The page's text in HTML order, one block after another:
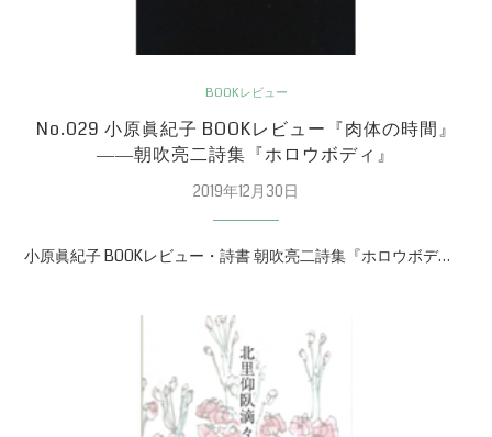
BOOKレビュー
No.029 小原眞紀子 BOOKレビュー『肉体の時間』
――朝吹亮二詩集『ホロウボディ』
2019年12月30日
小原眞紀子 BOOKレビュー・詩書 朝吹亮二詩集『ホロウボデ…